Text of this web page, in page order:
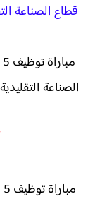
قطاع الصناعة
الصناعة